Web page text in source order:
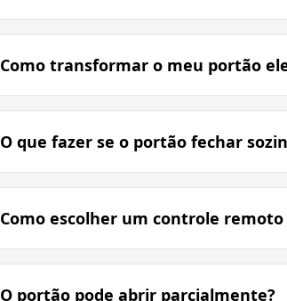
Como transformar o meu portão
O que fazer se o portão fechar
Como escolher um controle remoto
O portão pode abrir parcialmente?